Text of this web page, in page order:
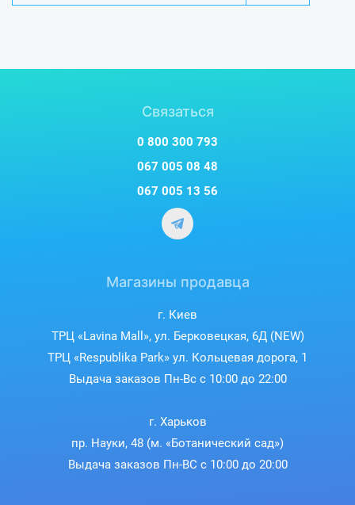
Связаться
0 800 300 793
067 005 08 48
067 005 13 56
Магазины продавца
г. Киев
ТРЦ «Lavina Mall», ул. Берковецкая, 6Д (NEW)
ТРЦ «Respublika Park» ул. Кольцевая дорога, 1
Выдача заказов Пн-Вс с 10:00 до 22:00
г. Харьков
пр. Науки, 48 (м. «Ботанический сад»)
Выдача заказов Пн-ВС с 10:00 до 20:00